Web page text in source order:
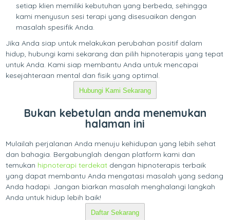
setiap klien memiliki kebutuhan yang berbeda, sehingga
kami menyusun sesi terapi yang disesuaikan dengan
masalah spesifik Anda.
Jika Anda siap untuk melakukan perubahan positif dalam
hidup, hubungi kami sekarang dan pilih hipnoterapis yang tepat
untuk Anda. Kami siap membantu Anda untuk mencapai
kesejahteraan mental dan fisik yang optimal.
Hubungi Kami Sekarang
Bukan kebetulan anda menemukan
halaman ini
Mulailah perjalanan Anda menuju kehidupan yang lebih sehat
dan bahagia. Bergabunglah dengan platform kami dan
temukan hipnoterapi terdekat dengan hipnoterapis terbaik
yang dapat membantu Anda mengatasi masalah yang sedang
Anda hadapi. Jangan biarkan masalah menghalangi langkah
Anda untuk hidup lebih baik!
Daftar Sekarang